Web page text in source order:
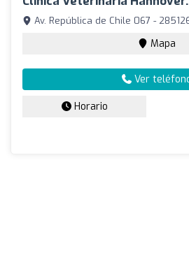
Av. República de Chile 067 -
Mapa
Ver
Horario